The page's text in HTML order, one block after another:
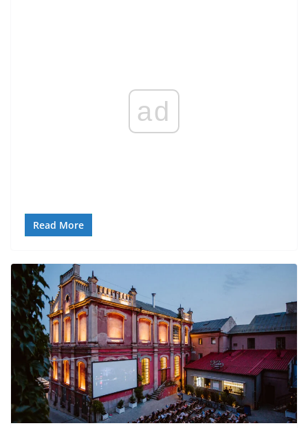
ad
Read More